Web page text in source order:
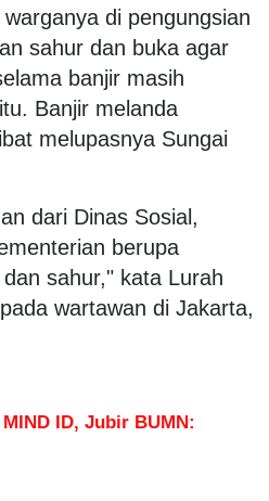
di pengungsian
sahur dan buka agar
banjir masih
Banjir melanda
melupasnya Sungai
dari Dinas Sosial,
berupa
sahur," kata Lurah
wartawan di Jakarta,
ID, Jubir BUMN: